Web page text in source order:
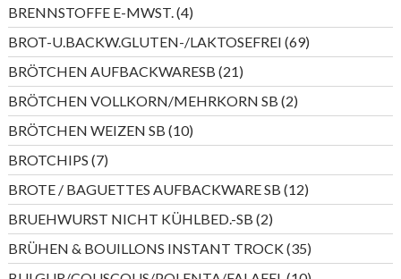
BRENNSTOFFE E-MWST. 44
Produkte
BROT-U.BACKW.GLUTEN-/LAKTOSEFREI 6969
Produkte
BRÖTCHEN AUFBACKWARESB 2121
Produkte
BRÖTCHEN VOLLKORN/MEHRKORN SB 22
Produkte
BRÖTCHEN WEIZEN SB 1010
Produkte
BROTCHIPS 77
Produkte
BROTE / BAGUETTES AUFBACKWARE SB 1212
Produkte
BRUEHWURST NICHT KÜHLBED.-SB 22
Produkte
BRÜHEN & BOUILLONS INSTANT TROCK 3535
Produkte